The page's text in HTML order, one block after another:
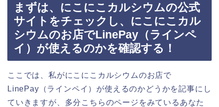
まずは、にこにこカルシウムの公式
サイトをチェックし、にこにこカル
シウムのお店でLinePay（ラインペ
イ）が使えるのかを確認する！
ここでは、私がにこにこカルシウムのお店で
LinePay（ラインペイ）が使えるのかどうかを記事にし
ていきますが、多分こちらのページをみているあなた